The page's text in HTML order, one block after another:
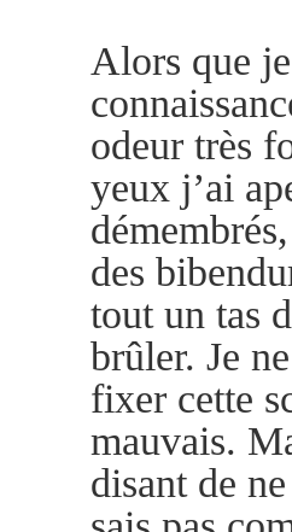
Alors que
odeur très
yeux j’ai
des
tout un tas
brûler. Je
fixer cette
mauvais.
disant de